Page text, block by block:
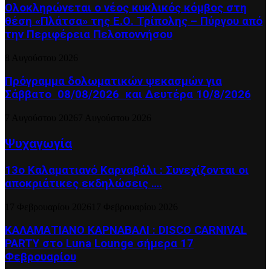
Ολοκληρώνεται ο νέος κυκλικός κόμβος στη
θέση «Πλάτσα» της Ε.Ο. Τρίπολης – Πύργου από
την Περιφέρεια Πελοποννήσου
Πρόγραμμα δολωματικών ψεκασμών για
Σάββατο 08/08/2026 και Δευτέρα 10/8/2026
Ψυχαγωγία
13ο Καλαματιανό Καρναβάλι : Συνεχίζονται οι
αποκριάτικες εκδηλώσεις ….
ΚΑΛΑΜΑΤΙΑΝΟ ΚΑΡΝΑΒΑΛΙ : DISCO CARNIVAL
PARTY στο Luna Lounge σήμερα 17
Φεβρουαρίου